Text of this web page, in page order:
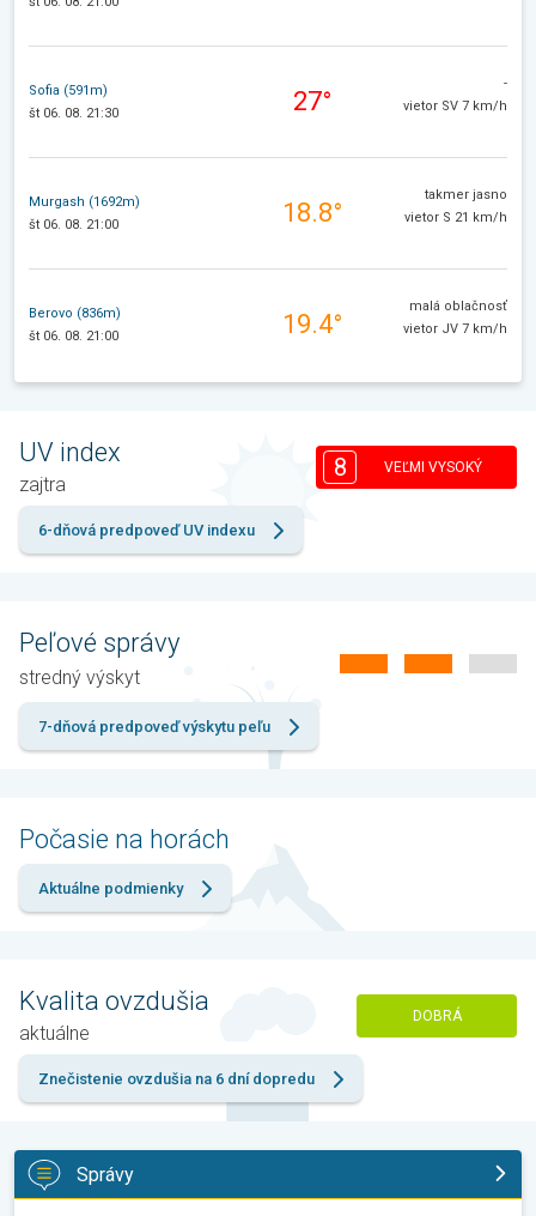
Sofia (591m)
št 06. 08. 21:30
27°
-
vietor SV 7 km/h
Murgash (1692m)
št 06. 08. 21:00
18.8°
takmer jasno
vietor S 21 km/h
Berovo (836m)
št 06. 08. 21:00
19.4°
malá oblačnosť
vietor JV 7 km/h
UV index
zajtra
8 VEĽMI VYSOKÝ
6-dňová predpoveď UV indexu
Peľové správy
stredný výskyt
7-dňová predpoveď výskytu peľu
Počasie na horách
Aktuálne podmienky
Kvalita ovzdušia
aktuálne
DOBRÁ
Znečistenie ovzdušia na 6 dní dopredu
Správy